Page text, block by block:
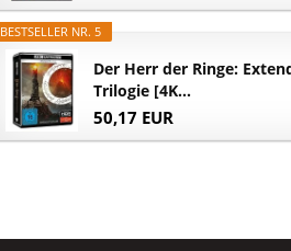
BESTSELLER NR. 5
Der Herr der Ringe:
Trilogie [4K...
50,17 EUR